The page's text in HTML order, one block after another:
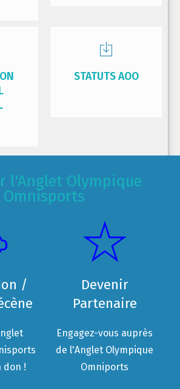
STATUTS AOO
l'Anglet Olympique
Omnisports
/
don !
Devenir
Partenaire
Engagez-vous auprès
de l'Anglet Olympique
Omniports